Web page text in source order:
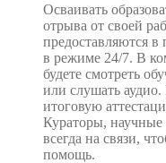
Осваивать
отрыва от своей
предоставляются
в режиме 24/7. В
будете смотреть
или слушать
итоговую
Кураторы, научные
всегда на связи,
помощь.